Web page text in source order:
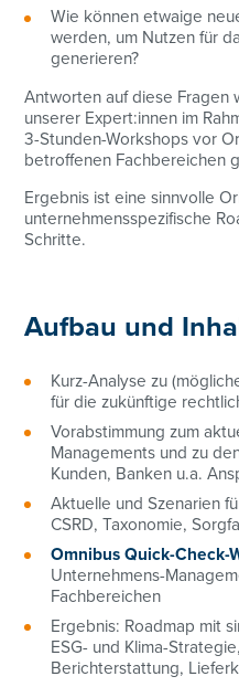
Wie können etwaige
werden, um Nutzen für
generieren?​
Antworten auf diese Fragen
unserer Expert:innen im
3-Stunden-Workshops vor
betroffenen Fachbereichen
Ergebnis ist eine sinnvolle
unternehmensspezifische
Schritte​.
Aufbau und
Kurz-Analyse zu
für die zukünftige
Vorabstimmung zum
Managements und zu
Kunden, Banken u.a.
Aktuelle und Szenarien
CSRD, Taxonomie,
Omnibus Quick-Check-
Unternehmens-
Fachbereichen
Ergebnis: Roadmap mit
ESG- und Klima-
Berichterstattung,